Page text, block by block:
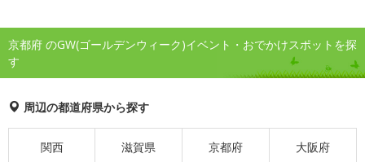
京都府 のGW(ゴールデンウィーク)イベント・おでかけスポットを探
す
周辺の都道府県から探す
関西 滋賀県 京都府 大阪府